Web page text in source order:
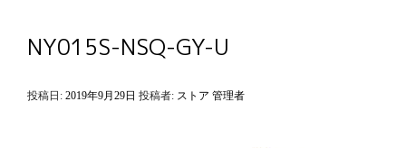
NY015S-NSQ-GY-U
投稿日: 2019年9月29日 投稿者: ストア 管理者